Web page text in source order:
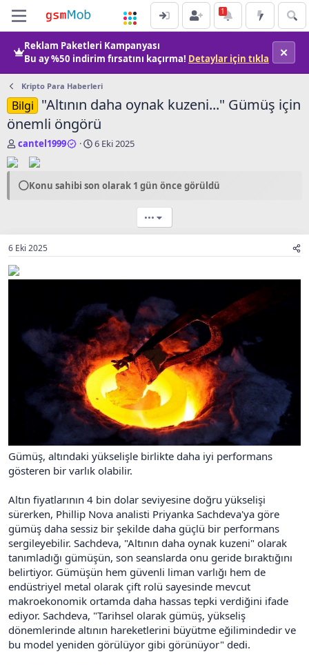
Reklam Paketleri Kampanyası
Bu ay%50 indirim fırsatını kaçırma! Detaylar için tıkla ✕
Kripto Para Haberleri
Bilgi "Altının daha oynak kuzeni..." Gümüş için
önemli öngörü
K
n
u
b
a
t
ı
c
cantel1999
B
a
t
r
h
i
6 Eki 2025
⚪Konu sahibi son olarak 1 gün önce görüldü
•••
6 Eki 2025
Gümüş, altındaki yükselişle birlikte daha iyi performans
gösteren bir varlık olabilir.
Altın fiyatlarının 4 bin dolar seviyesine doğru yükselişi
sürerken, Phillip Nova analisti Priyanka Sachdeva'ya göre
gümüş daha sessiz bir şekilde daha güçlü bir performans
sergileyebilir. Sachdeva, "Altının daha oynak kuzeni" olarak
tanımladığı gümüşün, son seanslarda onu geride bıraktığını
belirtiyor. Gümüşün hem güvenli liman varlığı hem de
endüstriyel metal olarak çift rolü sayesinde mevcut
makroekonomik ortamda daha hassas tepki verdiğini ifade
ediyor. Sachdeva, "Tarihsel olarak gümüş, yükseliş
dönemlerinde altının hareketlerini büyütme eğilimindedir ve
bu model yeniden görülüyor gibi görünüyor" dedi.